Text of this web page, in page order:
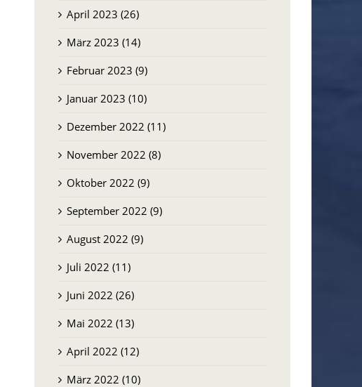
April 2023 (26)
März 2023 (14)
Februar 2023 (9)
Januar 2023 (10)
Dezember 2022 (11)
November 2022 (8)
Oktober 2022 (9)
September 2022 (9)
August 2022 (9)
Juli 2022 (11)
Juni 2022 (26)
Mai 2022 (13)
April 2022 (12)
März 2022 (10)